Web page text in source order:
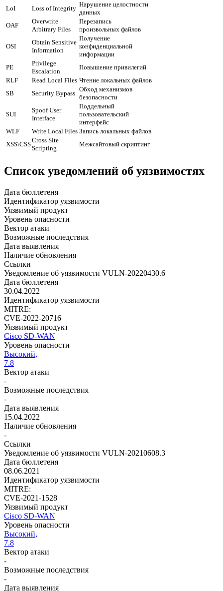
LoI
Loss of Integrity
Нарушение целостности
данных
OAF
Overwrite
Arbitrary Files
Перезапись
произвольных файлов
OSI
Obtain Sensitive
Information
Получение
конфиденциальной
информации
PE
Privilege
Escalation
Повышение привилегий
RLF
Read Local Files Чтение локальных файлов
SB
Security Bypass
Обход механизмов
безопасности
SUI
Spoof User
Interface
Поддельный
пользовательский
интерфейс
WLF
Write Local Files Запись локальных файлов
XSS\CSS
Cross Site
Scripting
Межсайтовый скриптинг
Список уведомлений об уязвимостях
Дата бюллетеня
Идентификатор уязвимости
Уязвимый продукт
Уровень опасности
Вектор атаки
Возможные последствия
Дата выявления
Наличие обновления
Ссылки
Уведомление об уязвимости VULN-20220430.6
Дата бюллетеня
30.04.2022
Идентификатор уязвимости
MITRE:
CVE-2022-20716
Уязвимый продукт
Cisco SD-WAN
Уровень опасности
Высокий,
7.8
Вектор атаки
-
Возможные последствия
-
Дата выявления
15.04.2022
Наличие обновления
-
Ссылки
Уведомление об уязвимости VULN-20210608.3
Дата бюллетеня
08.06.2021
Идентификатор уязвимости
MITRE:
CVE-2021-1528
Уязвимый продукт
Cisco SD-WAN
Уровень опасности
Высокий,
7.8
Вектор атаки
-
Возможные последствия
-
Дата выявления